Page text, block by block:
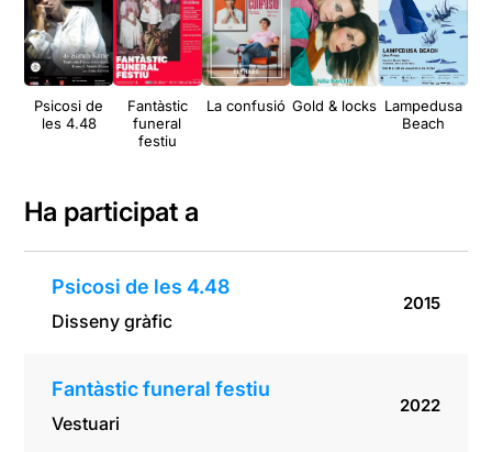
Psicosi de
les 4.48
Fantàstic
funeral
festiu
La confusió Gold & locks Lampedusa
Beach
Ha participat a
Psicosi de les 4.48
Disseny gràfic
2015
Fantàstic funeral festiu
Vestuari
2022